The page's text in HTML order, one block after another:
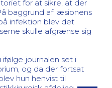
for at sikre, at der
baggrund af læsionens
infektion blev det
skulle afgrænse sig
ifølge journalen set i
og da der fortsat
hun henvist til